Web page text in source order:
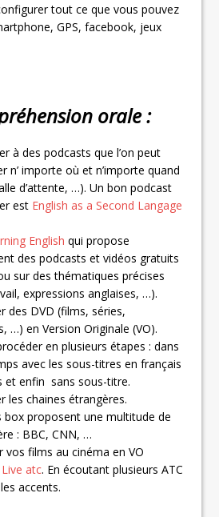
tout ce que vous pouvez
GPS, facebook, jeux
orale :
des podcasts que l’on peut
n’ importe où et n’importe quand
d’attente, …). Un bon podcast
est English as a Second Langage
English qui propose
des podcasts et vidéos gratuits
sur des thématiques précises
expressions anglaises, …).
DVD (films, séries,
…) en Version Originale (VO).
en plusieurs étapes : dans
avec les sous-titres en français
et enfin sans sous-titre.
chaines étrangères.
box proposent une multitude de
: BBC, CNN, …
films au cinéma en VO
Live atc. En écoutant plusieurs ATC
accents.